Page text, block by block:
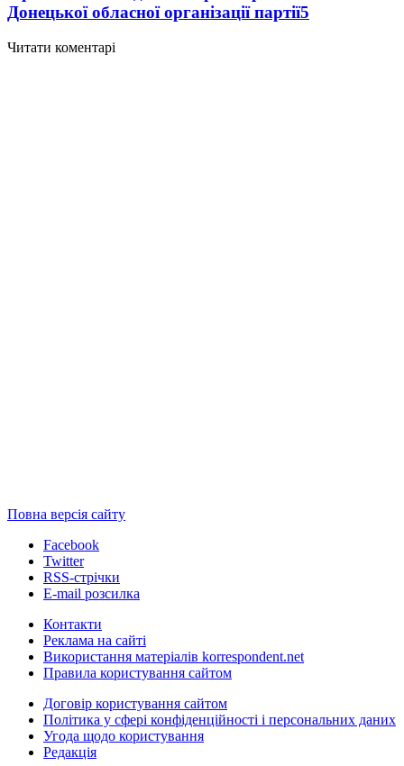
Донецької обласної організації партії5
Читати коментарі
Повна версія сайту
Facebook
Twitter
RSS-стрічки
E-mail розсилка
Контакти
Реклама на сайті
Використання матеріалів korrespondent.net
Правила користування сайтом
Договір користування сайтом
Політика у сфері конфіденційності і персональних даних
Угода щодо користування
Редакція